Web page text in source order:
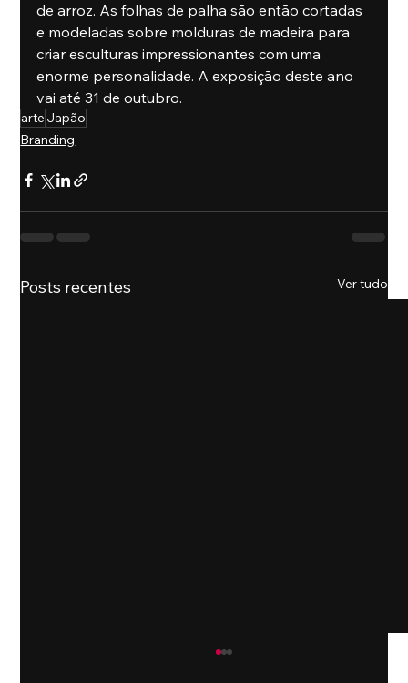
de arroz. As folhas de palha são então cortadas
e modeladas sobre molduras de madeira para
criar esculturas impressionantes com uma
enorme personalidade. A exposição deste ano
vai até 31 de outubro.
arte Japão
Branding
Posts recentes Ver tudo